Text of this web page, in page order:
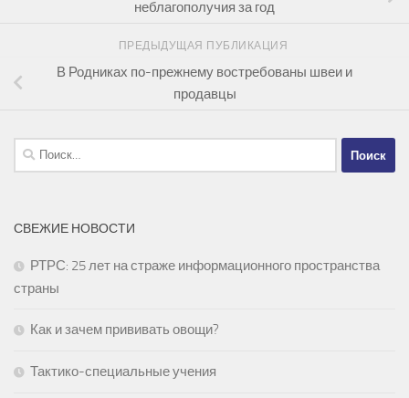
неблагополучия за год
ПРЕДЫДУЩАЯ ПУБЛИКАЦИЯ
В Родниках по-прежнему востребованы швеи и
продавцы
Найти:
СВЕЖИЕ НОВОСТИ
РТРС: 25 лет на страже информационного пространства
страны
Как и зачем прививать овощи?
Тактико-специальные учения